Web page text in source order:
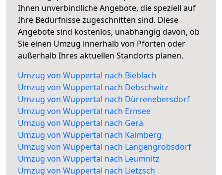
Ihnen unverbindliche Angebote, die speziell auf
Ihre Bedürfnisse zugeschnitten sind. Diese
Angebote sind kostenlos, unabhängig davon, ob
Sie einen Umzug innerhalb von Pforten oder
außerhalb Ihres aktuellen Standorts planen.
Umzug von Wuppertal nach Bieblach
Umzug von Wuppertal nach Debschwitz
Umzug von Wuppertal nach Dürrenebersdorf
Umzug von Wuppertal nach Ernsee
Umzug von Wuppertal nach Gera
Umzug von Wuppertal nach Kaimberg
Umzug von Wuppertal nach Langengrobsdorf
Umzug von Wuppertal nach Leumnitz
Umzug von Wuppertal nach Lietzsch